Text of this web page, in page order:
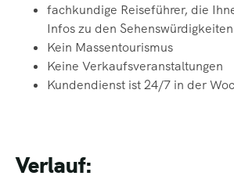
fachkundige Reiseführer, die
Infos zu den
Kein Massentourismus
Keine Verkaufsveranstaltungen
Kundendienst ist 24/7 in der
Verlauf: